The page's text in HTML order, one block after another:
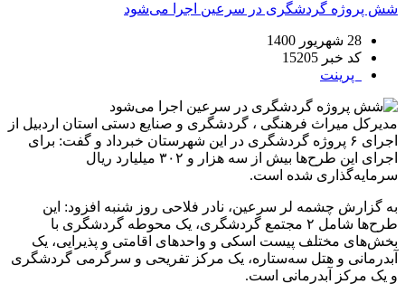
شش پروژه گردشگری در سرعین اجرا می‌شود
28 شهریور 1400
کد خبر 15205
پرینت
مدیرکل‌ میراث‌ فرهنگی ، گردشگری و صنایع دستی استان اردبیل از
اجرای ۶ پروژه گردشگری در این شهرستان خبرداد و گفت: برای
اجرای این طرح‌ها بیش از سه هزار و ۳۰۲ میلیارد ریال
سرمایه‌گذاری شده است.
به گزارش چشمه لر سرعین، نادر فلاحی روز شنبه افزود: این
طرح‌ها شامل ۲ مجتمع گردشگری، یک محوطه گردشگری با
بخش‌های مختلف پیست اسکی و واحدهای اقامتی و پذیرایی، یک
آبدرمانی و هتل سه‌ستاره، یک مرکز تفریحی و سرگرمی گردشگری
و یک مرکز آبدرمانی است.